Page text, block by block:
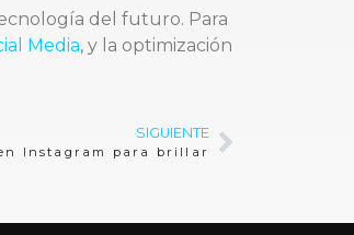
del futuro. Para
Media, y la optimización
SIGUIENTE
Instagram para brillar